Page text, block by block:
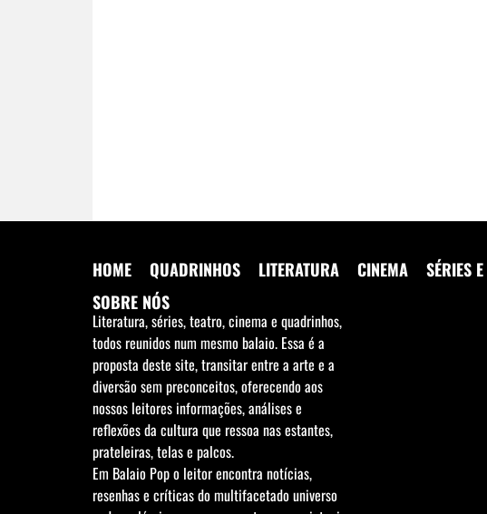
HOME QUADRINHOS LITERATURA CINEMA SÉRIES
SOBRE NÓS
Literatura, séries, teatro, cinema e quadrinhos,
todos reunidos num mesmo balaio. Essa é a
proposta deste site, transitar entre a arte e a
diversão sem preconceitos, oferecendo aos
nossos leitores informações, análises e
reflexões da cultura que ressoa nas estantes,
prateleiras, telas e palcos.
Em Balaio Pop o leitor encontra notícias,
resenhas e críticas do multifacetado universo